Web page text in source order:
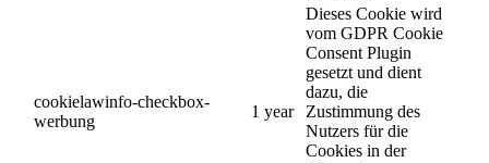
cookielawinfo-checkbox-
werbung
1 year
Dieses Cookie wird
vom GDPR Cookie
Consent Plugin
gesetzt und dient
dazu, die
Zustimmung des
Nutzers für die
Cookies in der